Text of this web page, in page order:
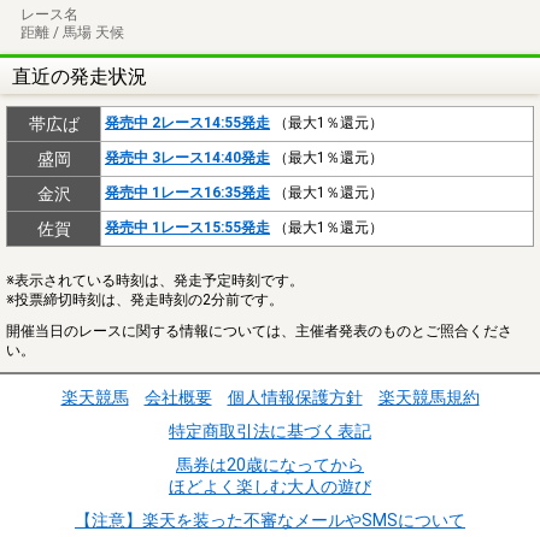
レース名
距離 / 馬場 天候
直近の発走状況
帯広ば 発売中 2レース14:55発走 （最大1％還元）
盛岡 発売中 3レース14:40発走 （最大1％還元）
金沢 発売中 1レース16:35発走 （最大1％還元）
佐賀 発売中 1レース15:55発走 （最大1％還元）
※表示されている時刻は、発走予定時刻です。
※投票締切時刻は、発走時刻の2分前です。
開催当日のレースに関する情報については、主催者発表のものとご照合くださ
い。
楽天競馬 会社概要 個人情報保護方針
楽天競馬規約
特定商取引法に基づく表記
馬券は20歳になってから
ほどよく楽しむ大人の遊び
【注意】楽天を装った不審なメールやSMSについて